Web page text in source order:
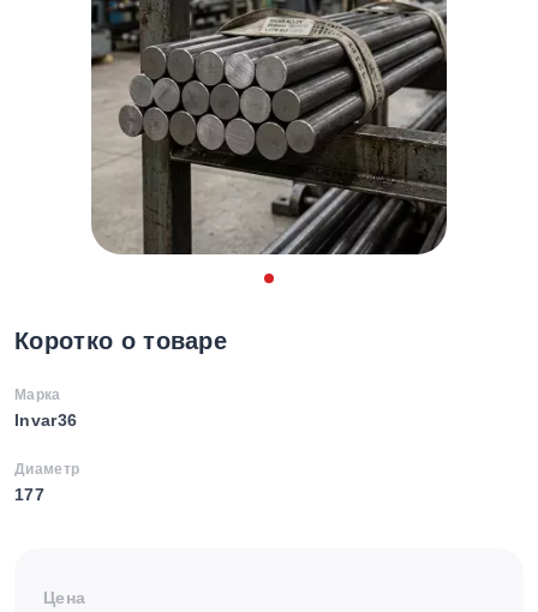
Коротко о товаре
Марка
Invar36
Диаметр
177
Цена